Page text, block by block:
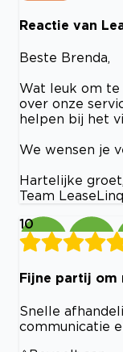
Reactie van
Beste Brenda,
Wat leuk om
over onze
helpen bij het
We wensen je
Hartelijke groet,
Team LeaseLinq
10
Fijne partij om
Snelle
communicatie